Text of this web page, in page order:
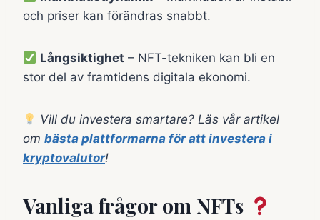
och priser kan förändras snabbt.
Långsiktighet – NFT-tekniken kan bli en
stor del av framtidens digitala ekonomi.
Vill du investera smartare? Läs vår artikel
om bästa plattformarna för att investera i
kryptovalutor!
Vanliga frågor om NFTs